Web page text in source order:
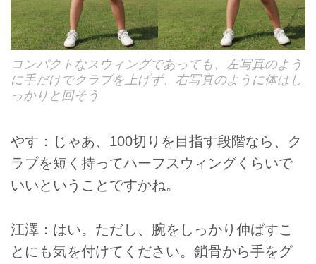
コンパクトなスウィングであっても、左写真のよう
に手だけでクラブを上げず、右写真のように体はし
っかりと回そう
やす：じゃあ、100切りを目指す段階なら、ク
ラブを短く持ってハーフスウィングくらいで
いいということですかね。
江澤：はい。ただし、腕をしっかり伸ばすこ
とにも気を付けてください。鎖骨から手をグ